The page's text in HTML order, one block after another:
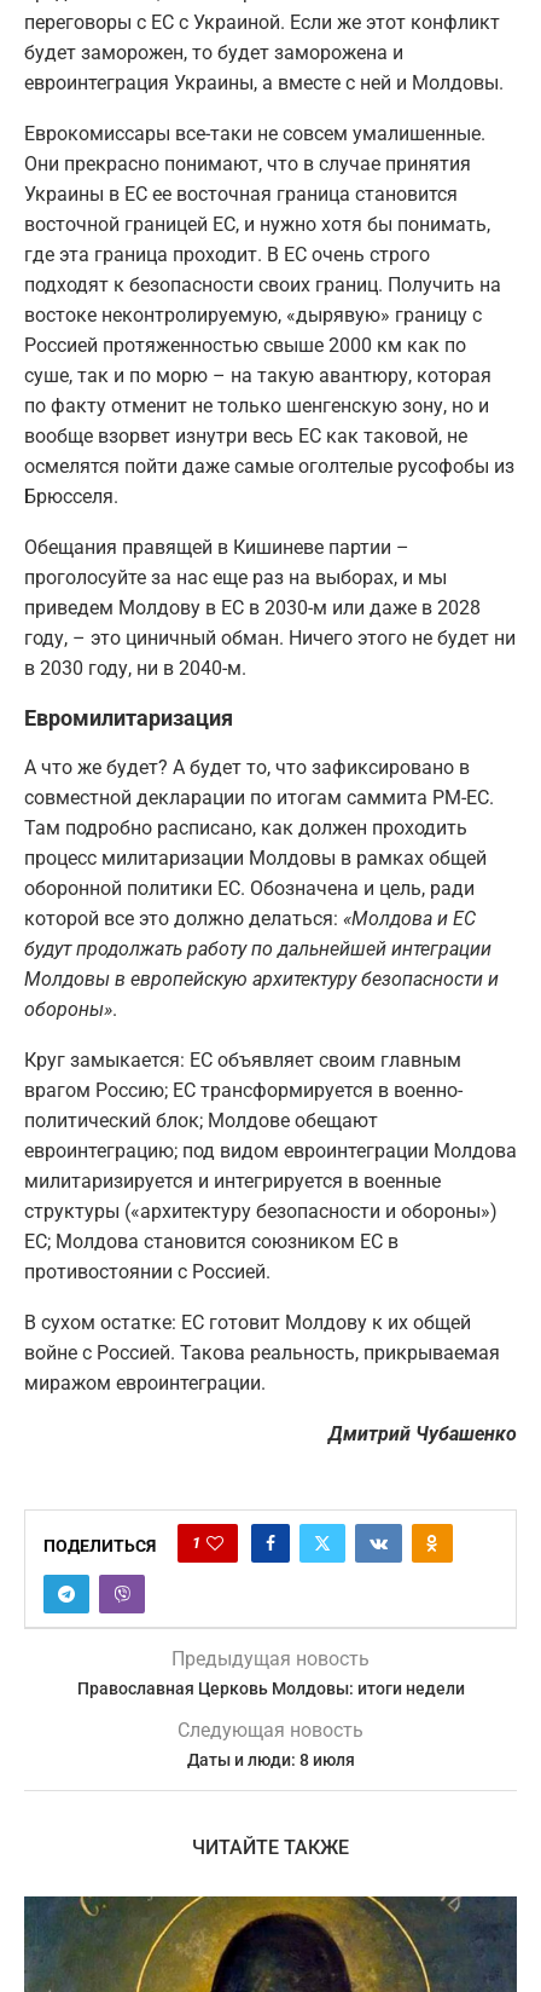
переговоры с ЕС с Украиной. Если же этот конфликт
будет заморожен, то будет заморожена и
евроинтеграция Украины, а вместе с ней и Молдовы.
Еврокомиссары все-таки не совсем умалишенные.
Они прекрасно понимают, что в случае принятия
Украины в ЕС ее восточная граница становится
восточной границей ЕС, и нужно хотя бы понимать,
где эта граница проходит. В ЕС очень строго
подходят к безопасности своих границ. Получить на
востоке неконтролируемую, «дырявую» границу с
Россией протяженностью свыше 2000 км как по
суше, так и по морю – на такую авантюру, которая
по факту отменит не только шенгенскую зону, но и
вообще взорвет изнутри весь ЕС как таковой, не
осмелятся пойти даже самые оголтелые русофобы из
Брюсселя.
Обещания правящей в Кишиневе партии –
проголосуйте за нас еще раз на выборах, и мы
приведем Молдову в ЕС в 2030-м или даже в 2028
году, – это циничный обман. Ничего этого не будет ни
в 2030 году, ни в 2040-м.
Евромилитаризация
А что же будет? А будет то, что зафиксировано в
совместной декларации по итогам саммита РМ-ЕС.
Там подробно расписано, как должен проходить
процесс милитаризации Молдовы в рамках общей
оборонной политики ЕС. Обозначена и цель, ради
которой все это должно делаться: «Молдова и ЕС
будут продолжать работу по дальнейшей интеграции
Молдовы в европейскую архитектуру безопасности и
обороны».
Круг замыкается: ЕС объявляет своим главным
врагом Россию; ЕС трансформируется в военно-
политический блок; Молдове обещают
евроинтеграцию; под видом евроинтеграции Молдова
милитаризируется и интегрируется в военные
структуры («архитектуру безопасности и обороны»)
ЕС; Молдова становится союзником ЕС в
противостоянии с Россией.
В сухом остатке: ЕС готовит Молдову к их общей
войне с Россией. Такова реальность, прикрываемая
миражом евроинтеграции.
Дмитрий Чубашенко
ПОДЕЛИТЬСЯ 1
Предыдущая новость
Православная Церковь Молдовы: итоги недели
Следующая новость
Даты и люди: 8 июля
ЧИТАЙТЕ ТАКЖЕ